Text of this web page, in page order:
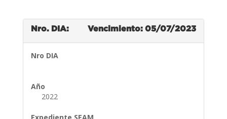
Nro. DIA: Vencimiento: 05/07/2023
Nro DIA
Año
2022